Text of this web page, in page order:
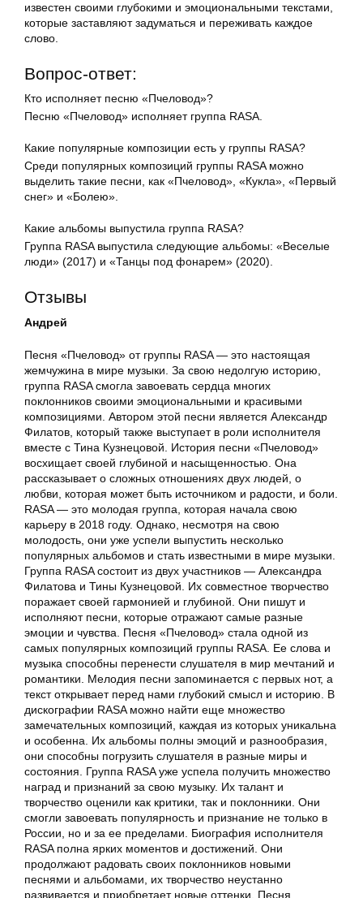
известен своими глубокими и эмоциональными текстами,
которые заставляют задуматься и переживать каждое
слово.
Вопрос-ответ:
Кто исполняет песню «Пчеловод»?
Песню «Пчеловод» исполняет группа RASA.
Какие популярные композиции есть у группы RASA?
Среди популярных композиций группы RASA можно
выделить такие песни, как «Пчеловод», «Кукла», «Первый
снег» и «Болею».
Какие альбомы выпустила группа RASA?
Группа RASA выпустила следующие альбомы: «Веселые
люди» (2017) и «Танцы под фонарем» (2020).
Отзывы
Андрей
Песня «Пчеловод» от группы RASA — это настоящая
жемчужина в мире музыки. За свою недолгую историю,
группа RASA смогла завоевать сердца многих
поклонников своими эмоциональными и красивыми
композициями. Автором этой песни является Александр
Филатов, который также выступает в роли исполнителя
вместе с Тина Кузнецовой. История песни «Пчеловод»
восхищает своей глубиной и насыщенностью. Она
рассказывает о сложных отношениях двух людей, о
любви, которая может быть источником и радости, и боли.
RASA — это молодая группа, которая начала свою
карьеру в 2018 году. Однако, несмотря на свою
молодость, они уже успели выпустить несколько
популярных альбомов и стать известными в мире музыки.
Группа RASA состоит из двух участников — Александра
Филатова и Тины Кузнецовой. Их совместное творчество
поражает своей гармонией и глубиной. Они пишут и
исполняют песни, которые отражают самые разные
эмоции и чувства. Песня «Пчеловод» стала одной из
самых популярных композиций группы RASA. Ее слова и
музыка способны перенести слушателя в мир мечтаний и
романтики. Мелодия песни запоминается с первых нот, а
текст открывает перед нами глубокий смысл и историю. В
дискографии RASA можно найти еще множество
замечательных композиций, каждая из которых уникальна
и особенна. Их альбомы полны эмоций и разнообразия,
они способны погрузить слушателя в разные миры и
состояния. Группа RASA уже успела получить множество
наград и признаний за свою музыку. Их талант и
творчество оценили как критики, так и поклонники. Они
смогли завоевать популярность и признание не только в
России, но и за ее пределами. Биография исполнителя
RASA полна ярких моментов и достижений. Они
продолжают радовать своих поклонников новыми
песнями и альбомами, их творчество неустанно
развивается и приобретает новые оттенки. Песня